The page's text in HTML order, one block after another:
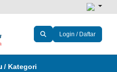
Login / Daftar
/ Kategori